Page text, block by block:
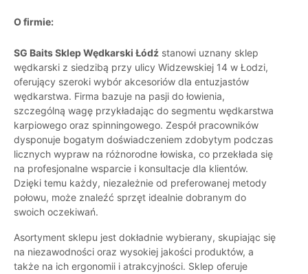
O firmie:
SG Baits Sklep Wędkarski Łódź stanowi uznany sklep
wędkarski z siedzibą przy ulicy Widzewskiej 14 w Łodzi,
oferujący szeroki wybór akcesoriów dla entuzjastów
wędkarstwa. Firma bazuje na pasji do łowienia,
szczególną wagę przykładając do segmentu wędkarstwa
karpiowego oraz spinningowego. Zespół pracowników
dysponuje bogatym doświadczeniem zdobytym podczas
licznych wypraw na różnorodne łowiska, co przekłada się
na profesjonalne wsparcie i konsultacje dla klientów.
Dzięki temu każdy, niezależnie od preferowanej metody
połowu, może znaleźć sprzęt idealnie dobranym do
swoich oczekiwań.
Asortyment sklepu jest dokładnie wybierany, skupiając się
na niezawodności oraz wysokiej jakości produktów, a
także na ich ergonomii i atrakcyjności. Sklep oferuje